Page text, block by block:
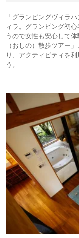
「グランピングヴィラ
ィラ。グランピング初
うので女性も安心して
（おしの）散歩ツアー
り、アクティビティを
う。